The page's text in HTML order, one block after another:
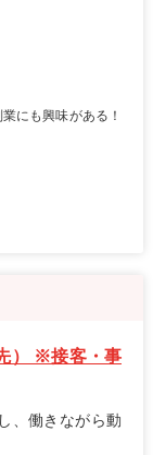
にも興味がある！
） ※接客・事
、働きながら動